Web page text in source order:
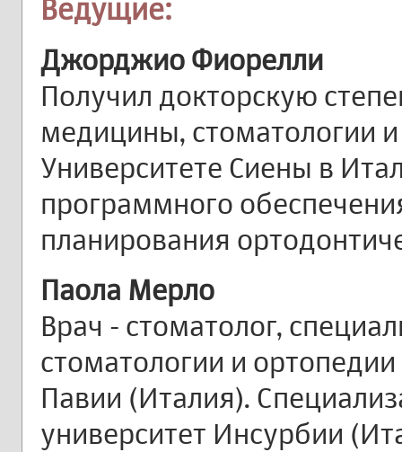
Ведущие:
Джорджио Фиорелли
Получил докторскую
медицины, стоматологии
Университете Сиены в
программного
планирования
Паола Мерло
Врач - стоматолог,
стоматологии и
Павии (Италия).
университет Инсурбии